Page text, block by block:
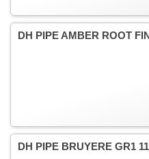
DH PIPE AMBER ROOT
DH PIPE BRUYERE GR1